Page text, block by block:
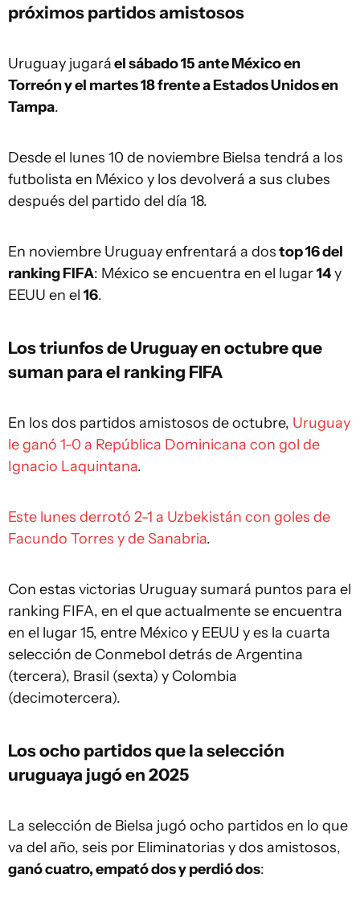
próximos partidos amistosos
Uruguay jugaráel sábado 15 ante México en
Torreón y el martes 18 frente a Estados Unidos en
Tampa.
Desde el lunes 10 de noviembre Bielsa tendrá a los
futbolista en México y los devolverá a sus clubes
después del partido del día 18.
En noviembre Uruguay enfrentará a dostop 16 del
ranking FIFA: México se encuentra en el lugar14y
EEUU en el 16.
Los triunfos de Uruguay en octubre que
suman para el ranking FIFA
En los dos partidos amistosos de octubre, Uruguay
le ganó 1-0 a República Dominicana con gol de
Ignacio Laquintana.
Este lunes derrotó 2-1 a Uzbekistán con goles de
Facundo Torres y de Sanabria.
Con estas victorias Uruguay sumará puntos para el
ranking FIFA, en el que actualmente se encuentra
en el lugar 15, entre México y EEUU y es la cuarta
selección de Conmebol detrás de Argentina
(tercera), Brasil (sexta) y Colombia
(decimotercera).
Los ocho partidos que la selección
uruguaya jugó en 2025
La selección de Bielsa jugó ocho partidos en lo que
va del año, seis por Eliminatorias y dos amistosos,
ganó cuatro, empató dos y perdió dos: